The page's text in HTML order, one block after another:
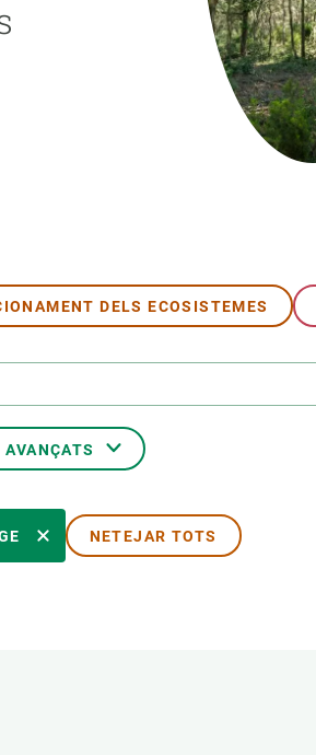
DELS ECOSISTEMES
TEMES TRANSVERSALS
NETEJAR TOTS
Programa de màsters i doctorat
Segell de bones pràctiques HRS4R